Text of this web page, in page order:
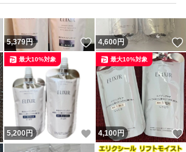
いいね！
5,379円 いいね！
4,600円
いいね！
5,200円 いいね！
最大10%対象
4,100円
最大10%対象